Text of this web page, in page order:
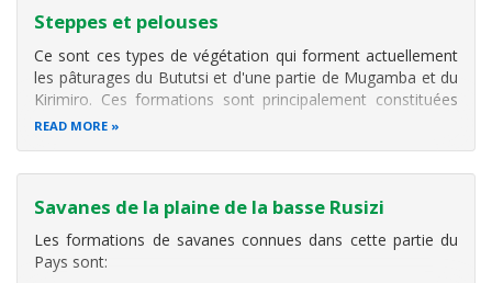
Steppes et pelouses
Ce sont ces types de végétation qui forment actuellement
les pâturages du Bututsi et d'une partie de Mugamba et du
Kirimiro. Ces formations sont principalement constituées
deHyparrhenia
READ MORE
Savanes de la plaine de la basse Rusizi
Les formations de savanes connues dans cette partie du
Pays sont: